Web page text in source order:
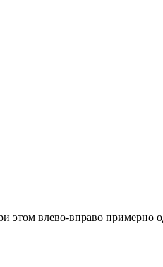
этом влево-вправо примерно